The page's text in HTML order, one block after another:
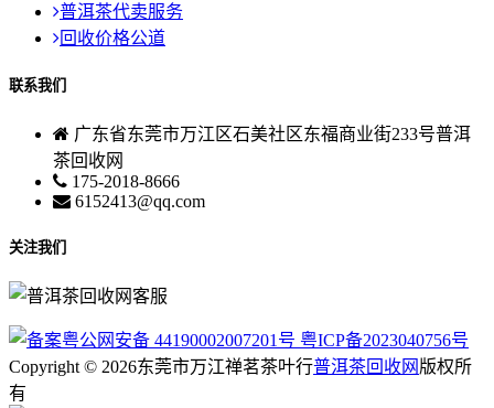
普洱茶代卖服务
回收价格公道
联系我们
广东省东莞市万江区石美社区东福商业街233号普洱
茶回收网
175-2018-8666
6152413@qq.com
关注我们
粤公网安备 44190002007201号 粤ICP备2023040756号
Copyright © 2026东莞市万江禅茗茶叶行普洱茶回收网 版权所
有